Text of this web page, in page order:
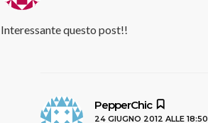
Interessante questo post!!
PepperChic
24 GIUGNO 2012 ALLE 18:50